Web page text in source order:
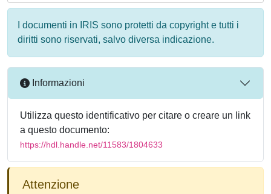
I documenti in IRIS sono protetti da copyright e tutti i
diritti sono riservati, salvo diversa indicazione.
Informazioni
Utilizza questo identificativo per citare o creare un link
a questo documento:
https://hdl.handle.net/11583/1804633
Attenzione